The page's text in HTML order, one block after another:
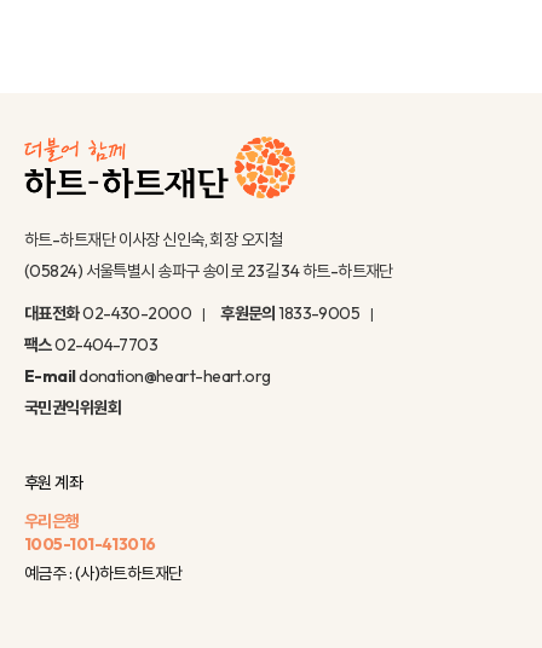
하트-하트재단 이사장 신인숙, 회장 오지철
(05824) 서울특별시 송파구 송이로 23길 34 하트-하트재단
대표전화02-430-2000 후원문의1833-9005
팩스02-404-7703
E-maildonation@heart-heart.org
국민권익위원회
후원 계좌
우리은행
1005-101-413016
예금주 : (사)하트하트재단